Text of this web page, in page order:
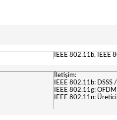
IEEE 802.11b, IEEE
İletişim:
IEEE 802.11b: DSSS
IEEE 802.11g:
IEEE 802.11n: